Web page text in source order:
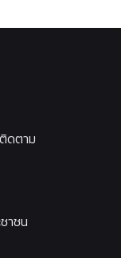
ดตาม
าชน